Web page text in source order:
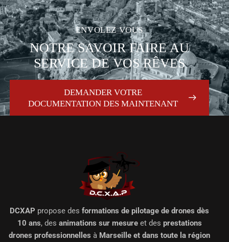
ENVOLEZ VOUS
NOTRE SAVOIR FAIRE AU
SERVICE DE VOS RÊVES
DEMANDER VOTRE
DOCUMENTATION DES MAINTENANT
DCXAP propose des formations de pilotage de drones dès
10 ans, des animations sur mesureet des prestations
drones professionnelles à Marseille et dans toute la région